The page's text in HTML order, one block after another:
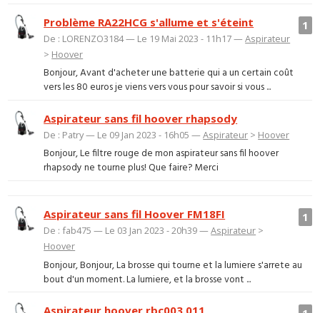
1
Problème RA22HCG s'allume et s'éteint
De : LORENZO3184 — Le 19 Mai 2023 - 11h17 —Aspirateur
> Hoover
Bonjour, Avant d'acheter une batterie qui a un certain coût
vers les 80 euros je viens vers vous pour savoir si vous ...
Aspirateur sans fil hoover rhapsody
De : Patry — Le 09 Jan 2023 - 16h05 —Aspirateur > Hoover
Bonjour, Le filtre rouge de mon aspirateur sans fil hoover
rhapsody ne tourne plus! Que faire? Merci
1
Aspirateur sans fil Hoover FM18FI
De : fab475 — Le 03 Jan 2023 - 20h39 —Aspirateur >
Hoover
Bonjour, Bonjour, La brosse qui tourne et la lumiere s'arrete au
bout d'un moment. La lumiere, et la brosse vont ...
Aspirateur hoover rbc003 011